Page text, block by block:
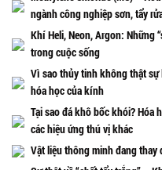
ngành công nghiệp sơn, tẩy
Khí Heli, Neon, Argon: Những
trong cuộc sống
Vì sao thủy tinh không thật sự
hóa học của kính
Tại sao đá khô bốc khói? Hóa
các hiệu ứng thú vị khác
Vật liệu thông minh đang thay